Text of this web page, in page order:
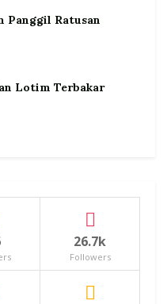
Panggil Ratusan
Lotim Terbakar
26.7k
Followers